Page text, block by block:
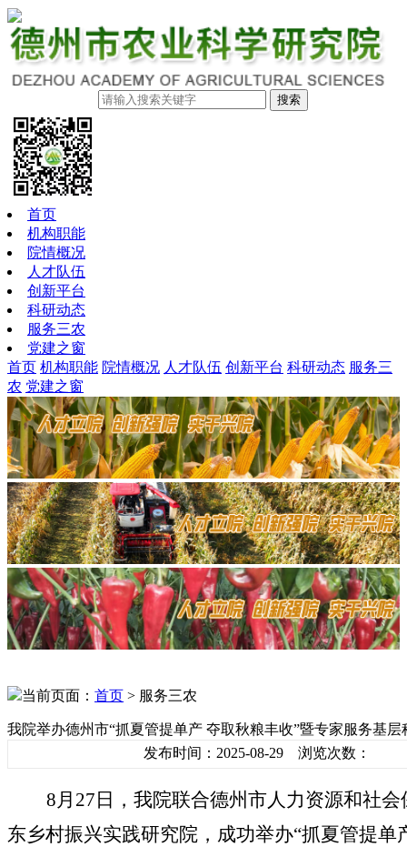
搜索
首页
机构职能
院情概况
人才队伍
创新平台
科研动态
服务三农
党建之窗
首页 机构职能 院情概况 人才队伍 创新平台 科研动态 服务三
农 党建之窗
当前页面： 首页 > 服务三农
我院举办德州市“抓夏管提单产 夺取秋粮丰收”暨专家服务基层
发布时间：2025-08-29 浏览次数：
8月27日，我院联合德州市人力资源和社会
东乡村振兴实践研究院，成功举办“抓夏管提单